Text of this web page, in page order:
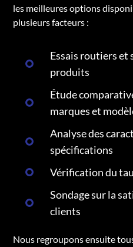
les meilleures options
plusieurs facteurs :
Essais routiers et
produits
Étude
marques et
Analyse des
spécifications
Vérification du
Sondage sur la
clients
Nous regroupons ensuite